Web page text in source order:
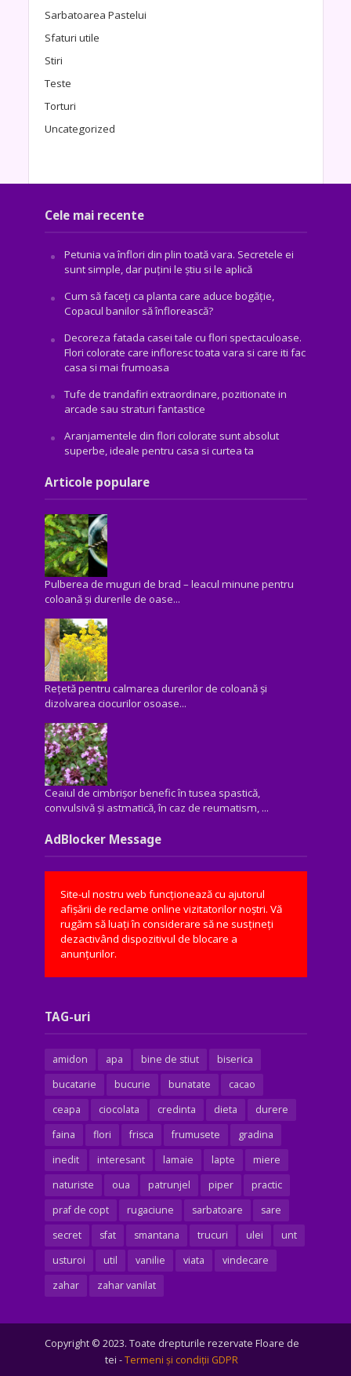
Sarbatoarea Pastelui
Sfaturi utile
Stiri
Teste
Torturi
Uncategorized
Cele mai recente
Petunia va înflori din plin toată vara. Secretele ei
sunt simple, dar puțini le știu si le aplică
Cum să faceți ca planta care aduce bogăţie,
Copacul banilor să înflorească?
Decoreza fatada casei tale cu flori spectaculoase.
Flori colorate care infloresc toata vara si care iti fac
casa si mai frumoasa
Tufe de trandafiri extraordinare, pozitionate in
arcade sau straturi fantastice
Aranjamentele din flori colorate sunt absolut
superbe, ideale pentru casa si curtea ta
Articole populare
Pulberea de muguri de brad – leacul minune pentru
coloană și durerile de oase...
Rețetă pentru calmarea durerilor de coloană și
dizolvarea ciocurilor osoase...
Ceaiul de cimbrișor benefic în tusea spastică,
convulsivă şi astmatică, în caz de reumatism, ...
AdBlocker Message
Site-ul nostru web funcționează cu ajutorul
afișării de reclame online vizitatorilor noștri. Vă
rugăm să luați în considerare să ne susțineți
dezactivând dispozitivul de blocare a
anunțurilor.
TAG-uri
amidon apa bine de stiut
biserica
bucatarie
bucurie bunatate
cacao
ceapa
ciocolata credinta dieta
durere
faina
flori frisca frumusete
gradina
inedit
interesant lamaie lapte
miere
naturiste
oua patrunjel piper
practic
praf de copt
rugaciune sarbatoare
sare
secret
sfat smantana trucuri ulei
unt
usturoi
util vanilie viata
vindecare
zahar
zahar vanilat
Copyright © 2023. Toate drepturile rezervate Floare de
tei -Termeni şi condiţii GDPR